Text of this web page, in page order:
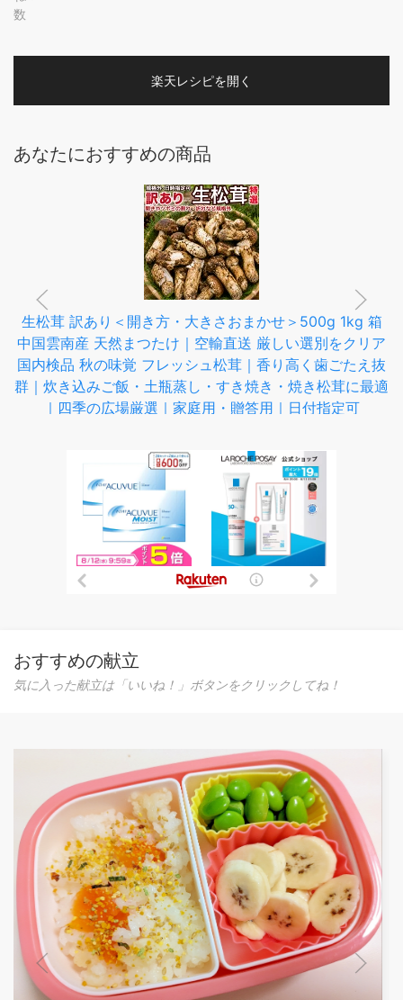
数
楽天レシピを開く
あなたにおすすめの商品
生松茸 訳あり＜開き方・大きさおまかせ＞500g 1kg 箱
中国雲南産 天然まつたけ｜空輸直送 厳しい選別をクリア
国内検品 秋の味覚 フレッシュ松茸｜香り高く歯ごたえ抜
群｜炊き込みご飯・土瓶蒸し・すき焼き・焼き松茸に最適
｜四季の広場厳選｜家庭用・贈答用｜日付指定可
おすすめの献立
気に入った献立は「いいね！」ボタンをクリックしてね！
ひな祭り♪３色ミルクプリン
気軽な材料で作りました（＾u＾） 流行の？？瓶入りにして
みたよ☆
0